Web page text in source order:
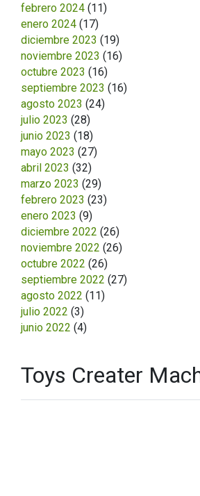
febrero 2024 (11)
enero 2024 (17)
diciembre 2023 (19)
noviembre 2023 (16)
octubre 2023 (16)
septiembre 2023 (16)
agosto 2023 (24)
julio 2023 (28)
junio 2023 (18)
mayo 2023 (27)
abril 2023 (32)
marzo 2023 (29)
febrero 2023 (23)
enero 2023 (9)
diciembre 2022 (26)
noviembre 2022 (26)
octubre 2022 (26)
septiembre 2022 (27)
agosto 2022 (11)
julio 2022 (3)
junio 2022 (4)
Toys Creater